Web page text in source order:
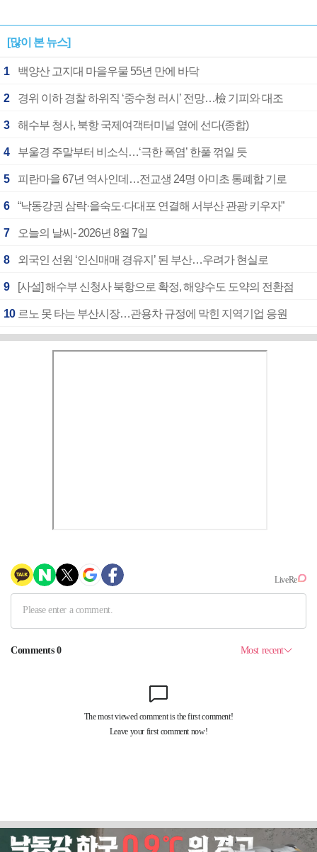
[많이 본 뉴스]
1 백양산 고지대 마을우물 55년 만에 바닥
2 경위 이하 경찰 하위직 ‘중수청 러시’ 전망…檢 기피와 대조
3 해수부 청사, 북항 국제여객터미널 옆에 선다(종합)
4 부울경 주말부터 비소식…‘극한 폭염’ 한풀 꺾일 듯
5 피란마을 67년 역사인데…전교생 24명 아미초 통폐합 기로
6 “낙동강권 삼락·을숙도·다대포 연결해 서부산 관광 키우자”
7 오늘의 날씨- 2026년 8월 7일
8 외국인 선원 ‘인신매매 경유지’ 된 부산…우려가 현실로
9 [사설] 해수부 신청사 북항으로 확정, 해양수도 도약의 전환점
10 르노 못 타는 부산시장…관용차 규정에 막힌 지역기업 응원